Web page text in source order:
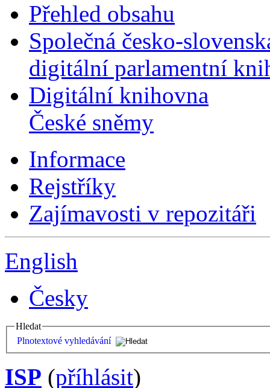
Přehled obsahu
Společná česko-
digitální parlamentní
Digitální knihovna
České sněmy
Informace
Rejstříky
Zajímavosti v repozitáři
English
Česky
Hledat
Plnotextové vyhledávání
ISP (příhlásit)